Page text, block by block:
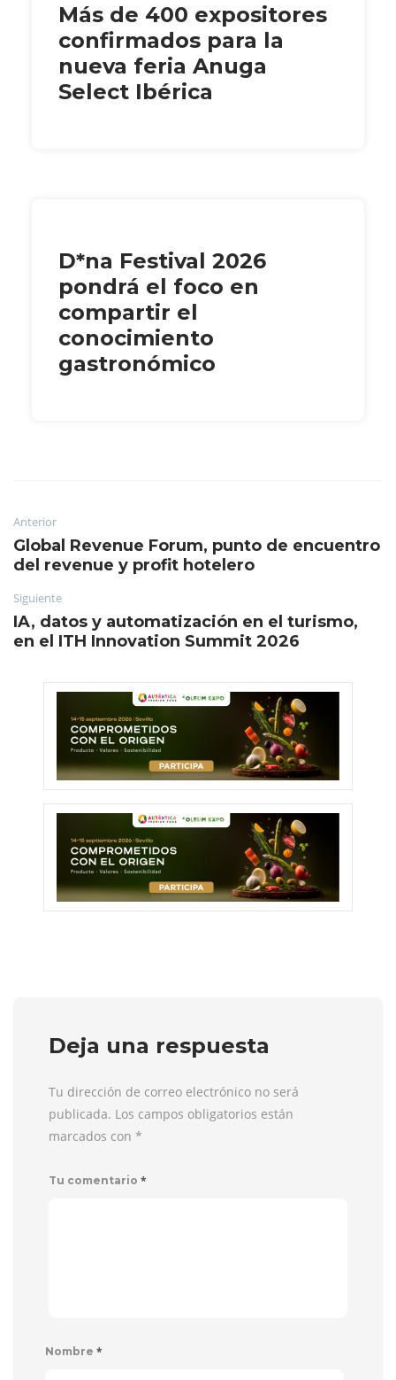
Más de 400 expositores
confirmados para la
nueva feria Anuga
Select Ibérica
D*na Festival 2026
pondrá el foco en
compartir el
conocimiento
gastronómico
Anterior
Global Revenue Forum, punto de encuentro
del revenue y profit hotelero
Siguiente
IA, datos y automatización en el turismo,
en el ITH Innovation Summit 2026
Deja una respuesta
Tu dirección de correo electrónico no será
publicada. Los campos obligatorios están
marcados con *
Tu comentario *
Nombre *